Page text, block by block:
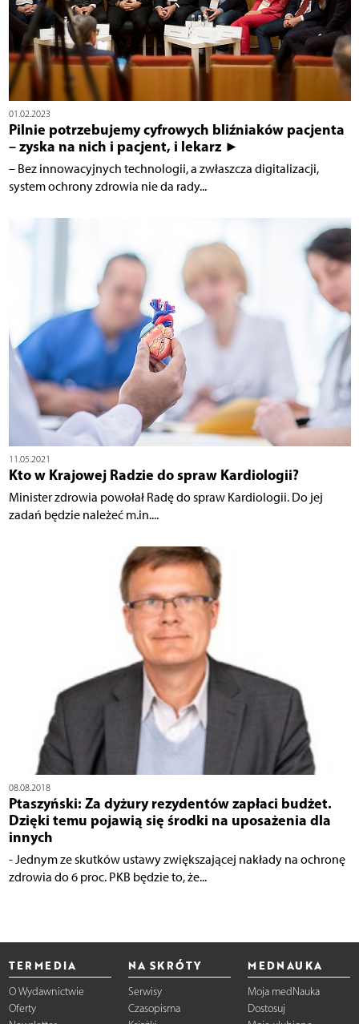
01.02.2023
Pilnie potrzebujemy cyfrowych bliźniaków pacjenta
– zyska na nich i pacjent, i lekarz ►
– Bez innowacyjnych technologii, a zwłaszcza digitalizacji,
system ochrony zdrowia nie da rady...
11.05.2021
Kto w Krajowej Radzie do spraw Kardiologii?
Minister zdrowia powołał Radę do spraw Kardiologii. Do jej
zadań będzie należeć m.in....
08.08.2018
Ptaszyński: Za dyżury rezydentów zapłaci budżet.
Dzięki temu pojawią się środki na uposażenia dla
innych
- Jednym ze skutków ustawy zwiększającej nakłady na ochronę
zdrowia do 6 proc. PKB będzie to, że...
TERMEDIA
O Wydawnictwie
Oferty
NA SKRÓTY
Serwisy
Czasopisma
MEDNAUKA
Moja medNauka
Dostosuj